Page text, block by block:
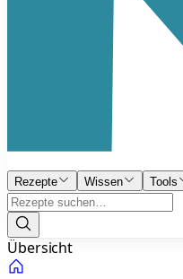
Rezepte Wissen Tools
Übersicht